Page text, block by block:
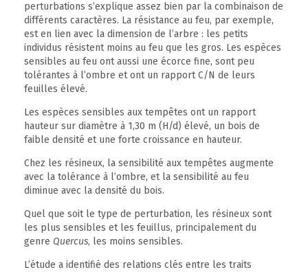
perturbations s’explique assez bien par la combinaison de
différents caractères. La résistance au feu, par exemple,
est en lien avec la dimension de l’arbre : les petits
individus résistent moins au feu que les gros. Les espèces
sensibles au feu ont aussi une écorce fine, sont peu
tolérantes à l’ombre et ont un rapport C/N de leurs
feuilles élevé.
Les espèces sensibles aux tempêtes ont un rapport
hauteur sur diamètre à 1,30 m (H/d) élevé, un bois de
faible densité et une forte croissance en hauteur.
Chez les résineux, la sensibilité aux tempêtes augmente
avec la tolérance à l’ombre, et la sensibilité au feu
diminue avec la densité du bois.
Quel que soit le type de perturbation, les résineux sont
les plus sensibles et les feuillus, principalement du
genre Quercus, les moins sensibles.
L’étude a identifié des relations clés entre les traits